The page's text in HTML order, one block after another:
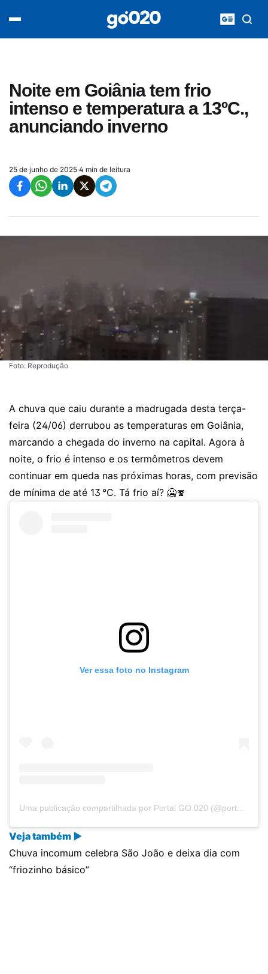
Noite em Goiânia tem frio
intenso e temperatura a 13ºC.,
anunciando inverno
25 de junho de 2025·4 min de leitura
Foto: Reprodução
A chuva que caiu durante a madrugada desta terça-
feira (24/06) derrubou as temperaturas em Goiânia,
marcando a chegada do inverno na capital. Agora à
noite, o frio é intenso e os termômetros devem
continuar em queda nas próximas horas, com previsão
de mínima de até 13 °C. Tá frio aí? 🥶🧣
Ver essa foto no Instagram
Uma publicação compartilhada por Portal GO 020 (@portalgo020)
Veja também ▶
Chuva incomum celebra São João e deixa dia com
“friozinho básico”
acontece agora
entretenimento
vídeos
pod020